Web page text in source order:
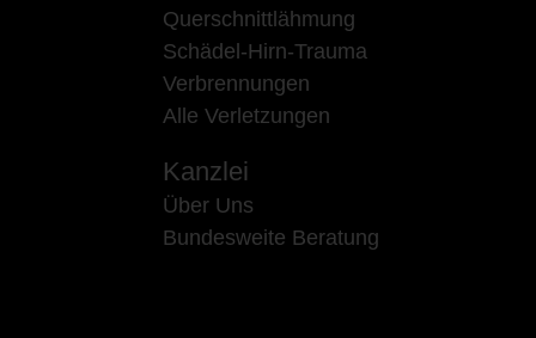
Querschnittlähmung
Schädel-Hirn-Trauma
Verbrennungen
Alle Verletzungen
Kanzlei
Über Uns
Bundesweite Beratung